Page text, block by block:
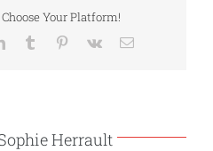
Your Platform!
LinkedInTumblr Pinterest
Vk Email
Herrault